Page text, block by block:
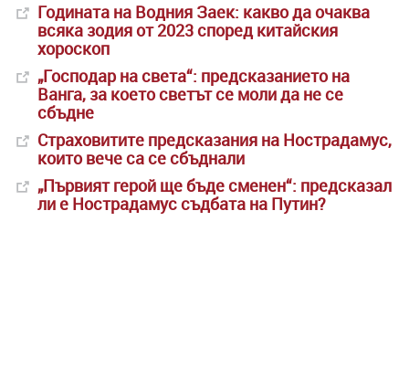
Годината на Водния Заек: какво да очаква
всяка зодия от 2023 според китайския
хороскоп
„Господар на света“: предсказанието на
Ванга, за което светът се моли да не се
сбъдне
Страховитите предсказания на Нострадамус,
които вече са се сбъднали
„Първият герой ще бъде сменен“: предсказал
ли е Нострадамус съдбата на Путин?